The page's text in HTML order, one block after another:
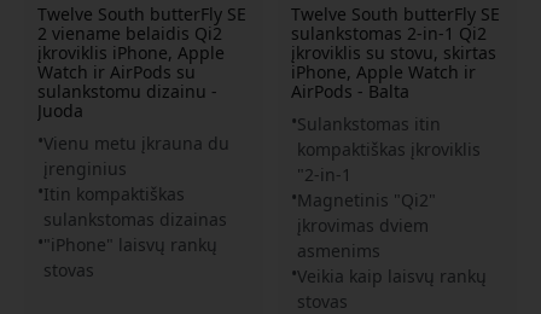
Twelve South butterFly SE
2 viename belaidis Qi2
įkroviklis iPhone, Apple
Watch ir AirPods su
sulankstomu dizainu -
Juoda
Vienu metu įkrauna du
įrenginius
Itin kompaktiškas
sulankstomas dizainas
"iPhone" laisvų rankų
stovas
Twelve South butterFly SE
sulankstomas 2-in-1 Qi2
įkroviklis su stovu, skirtas
iPhone, Apple Watch ir
AirPods - Balta
Sulankstomas itin
kompaktiškas įkroviklis
"2-in-1
Magnetinis "Qi2"
įkrovimas dviem
asmenims
Veikia kaip laisvų rankų
stovas